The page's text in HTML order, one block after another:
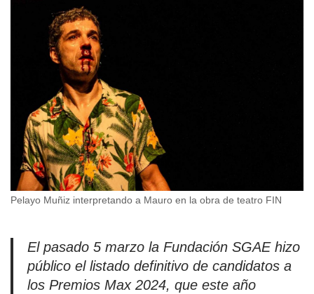
Pelayo Muñiz interpretando a Mauro en la obra de teatro FIN
El pasado 5 marzo la Fundación SGAE hizo
público el listado definitivo de candidatos a
los Premios Max 2024, que este año